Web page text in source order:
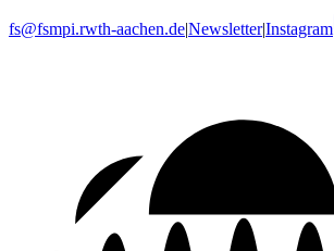
fs@fsmpi.rwth-aachen.de|Newsletter|Instagram